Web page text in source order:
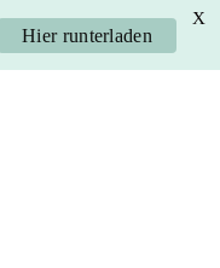
Hier runterladen
X